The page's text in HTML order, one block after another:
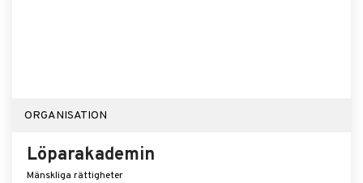
ORGANISATION
Löparakademin
Mänskliga rättigheter